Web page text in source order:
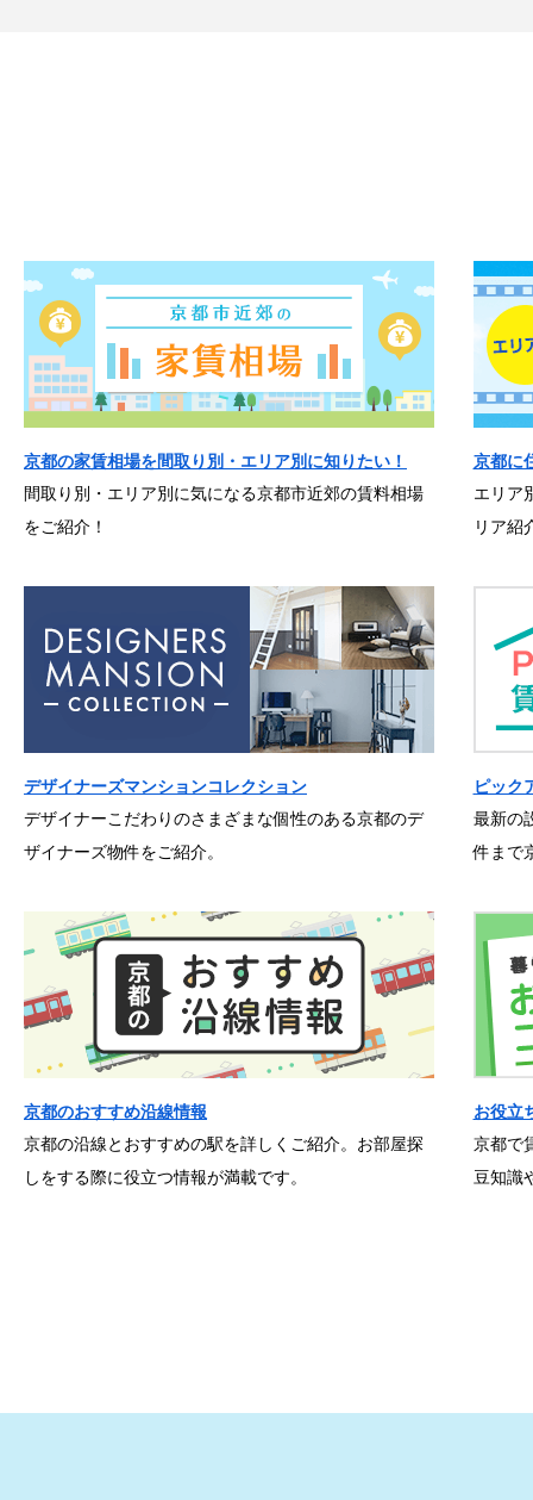
京都の家賃相場を間取り別・エリア別に知りたい！
間取り別・エリア別に気になる京都市近郊の賃料相場
をご紹介！
京都に
エリア
リア紹
デザイナーズマンションコレクション
デザイナーこだわりのさまざまな個性のある京都のデ
ザイナーズ物件をご紹介。
ピック
最新の
件まで
京都のおすすめ沿線情報
京都の沿線とおすすめの駅を詳しくご紹介。お部屋探
しをする際に役立つ情報が満載です。
お役立
京都で
豆知識